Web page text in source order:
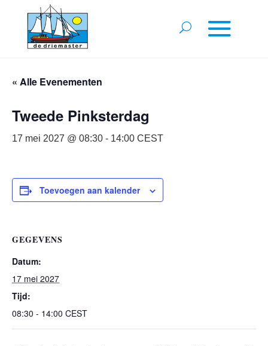
« Alle Evenementen
Tweede Pinksterdag
17 mei 2027 @ 08:30 - 14:00 CEST
Toevoegen aan kalender
GEGEVENS
Datum:
17 mei 2027
Tijd:
08:30 - 14:00 CEST